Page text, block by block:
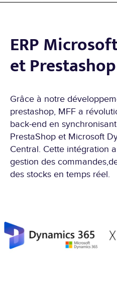
ERP
et Prestashop
Grâce à notre
prestashop, MFF a
back-end en
PrestaShop et Microsoft
Central. Cette intégration
gestion des
des stocks en temps réel.